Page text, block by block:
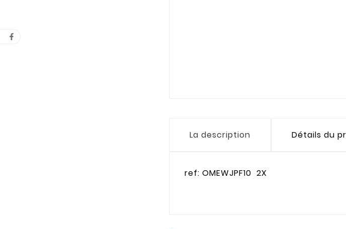
La description Détails du
ref: OMEWJPF10 2X